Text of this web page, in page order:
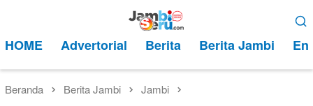
kontenMobile
HOME Advertorial Berita Berita Jambi
Beranda Berita Jambi Jambi